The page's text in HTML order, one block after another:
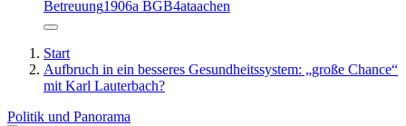
Betreuung1906a BGB4ataachen
Start
Aufbruch in ein besseres Gesundheitssystem: „große Chance“
mit Karl Lauterbach?
Politik und Panorama